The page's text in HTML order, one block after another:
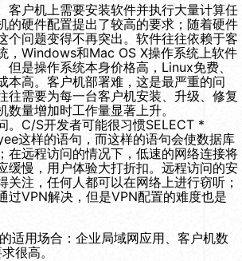
客户机上需要安装软件并执行大量计算任
的硬件配置提出了较高的要求；随着硬件
个问题变得不再突出。软件往往依赖于客
，Windows和Mac OS X操作系统上软件
但是操作系统本身价格高，Linux免费、
本高。客户机部署难，这是最严重的问
往需要为每一台客户机安装、升级、修复
数量增加时工作量显著上升。
。C/S开发者可能很习惯SELECT *
这样的语句，而这样的语句会使数据库
在远程访问的情况下，低速的网络连接将
缓慢，用户体验大打折扣。远程访问的安
关注，任何人都可以在网络上进行窃听；
过VPN解决，但是VPN配置的难度也是
适用场合：企业局域网应用、客户机数
很高。